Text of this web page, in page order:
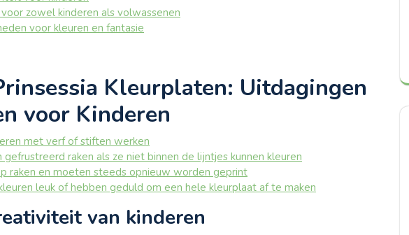
zowel kinderen als volwassenen
voor kleuren en fantasie
Kleurplaten: Uitdagingen
voor Kinderen
met verf of stiften werken
gefrustreerd raken als ze niet binnen de lijntjes kunnen kleuren
raken en moeten steeds opnieuw worden geprint
leuk of hebben geduld om een hele kleurplaat af te maken
van kinderen